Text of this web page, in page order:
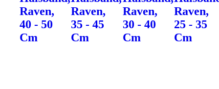
Raven,
40 - 50
Cm
Raven,
35 - 45
Cm
Raven,
30 - 40
Cm
Raven,
25 - 35
Cm